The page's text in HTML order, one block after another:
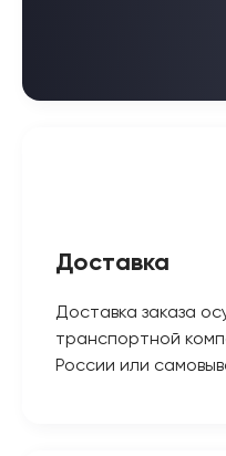
Доставка
Доставка заказа
транспортной
России или